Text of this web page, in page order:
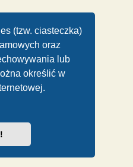
(tzw. ciasteczka)
oraz
lub
określić w